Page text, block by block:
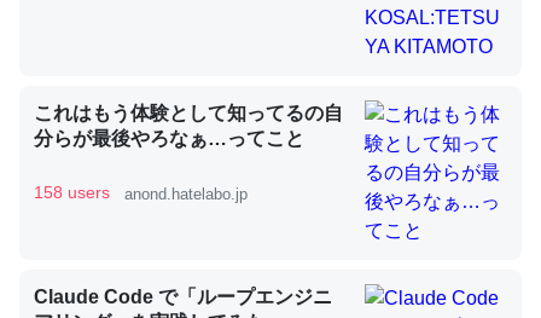
─ニュース :: 【研究発表】昆虫学の大問題＝「昆虫はなぜ海にいな
論文では「淡水はカルシウムも酸素も不足してて両方に不
利だから両方が拮抗してるのでは」とあって面白い。海に
ずキチンを強化してる筈だが、酵素が違うのか？
これはもう体験として知ってるの自
分らが最後やろなぁ…ってこと
158 users anond.hatelabo.jp
Claude Code で「ループエンジニ